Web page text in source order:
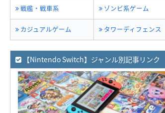
戦艦・戦車系 ゾンビ系ゲーム
カジュアルゲーム タワーディフェンス
【Nintendo Switch】ジャンル別記事リンク